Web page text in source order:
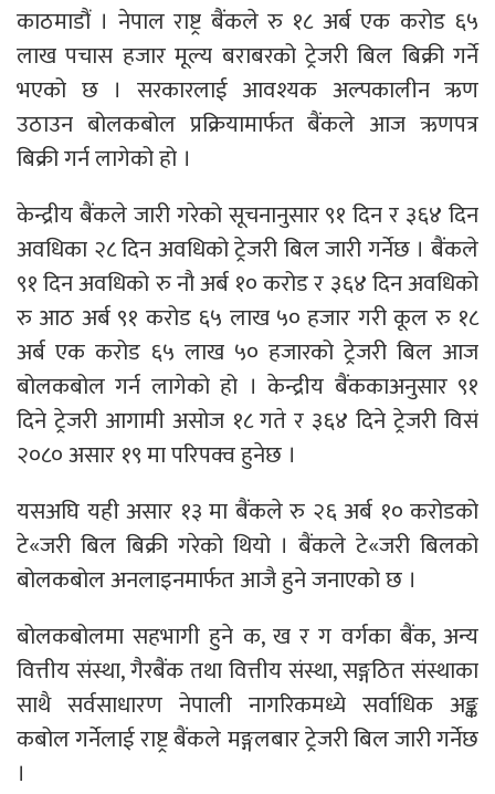
काठमाडौं । नेपाल राष्ट्र बैंकले रु १८ अर्ब एक करोड ६५
लाख पचास हजार मूल्य बराबरको ट्रेजरी बिल बिक्री गर्ने
भएको छ । सरकारलाई आवश्यक अल्पकालीन ऋण
उठाउन बोलकबोल प्रक्रियामार्फत बैंकले आज ऋणपत्र
बिक्री गर्न लागेको हो ।
केन्द्रीय बैंकले जारी गरेको सूचनानुसार ९१ दिन र ३६४ दिन
अवधिका २८ दिन अवधिको ट्रेजरी बिल जारी गर्नेछ । बैंकले
९१ दिन अवधिको रु नौ अर्ब १० करोड र ३६४ दिन अवधिको
रु आठ अर्ब ९१ करोड ६५ लाख ५० हजार गरी कूल रु १८
अर्ब एक करोड ६५ लाख ५० हजारको ट्रेजरी बिल आज
बोलकबोल गर्न लागेको हो । केन्द्रीय बैंककाअनुसार ९१
दिने ट्रेजरी आगामी असोज १८ गते र ३६४ दिने ट्रेजरी विसं
२०८० असार १९ मा परिपक्व हुनेछ ।
यसअघि यही असार १३ मा बैंकले रु २६ अर्ब १० करोडको
टे«जरी बिल बिक्री गरेको थियो । बैंकले टे«जरी बिलको
बोलकबोल अनलाइनमार्फत आजै हुने जनाएको छ ।
बोलकबोलमा सहभागी हुने क, ख र ग वर्गका बैंक, अन्य
वित्तीय संस्था, गैरबैंक तथा वित्तीय संस्था, सङ्गठित संस्थाका
साथै सर्वसाधारण नेपाली नागरिकमध्ये सर्वाधिक अङ्क
कबोल गर्नेलाई राष्ट्र बैंकले मङ्गलबार ट्रेजरी बिल जारी गर्नेछ
।